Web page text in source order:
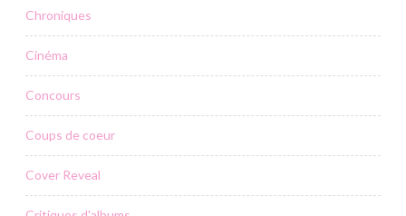
Chroniques
Cinéma
Concours
Coups de coeur
Cover Reveal